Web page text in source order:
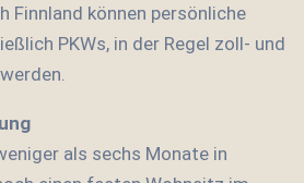
Finnland können persönliche
PKWs, in der Regel zoll- und
als sechs Monate in